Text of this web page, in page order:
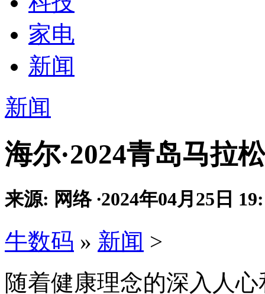
家电
新闻
新闻
海尔·2024青岛马拉
来源: 网络 ·2024年04月25日
牛数码 » 新闻 >
随着健康理念的深入人